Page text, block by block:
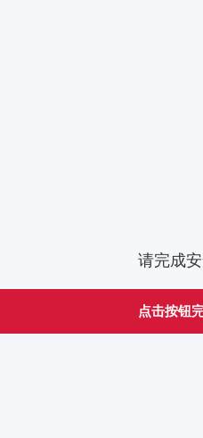
请完成
点击按钮